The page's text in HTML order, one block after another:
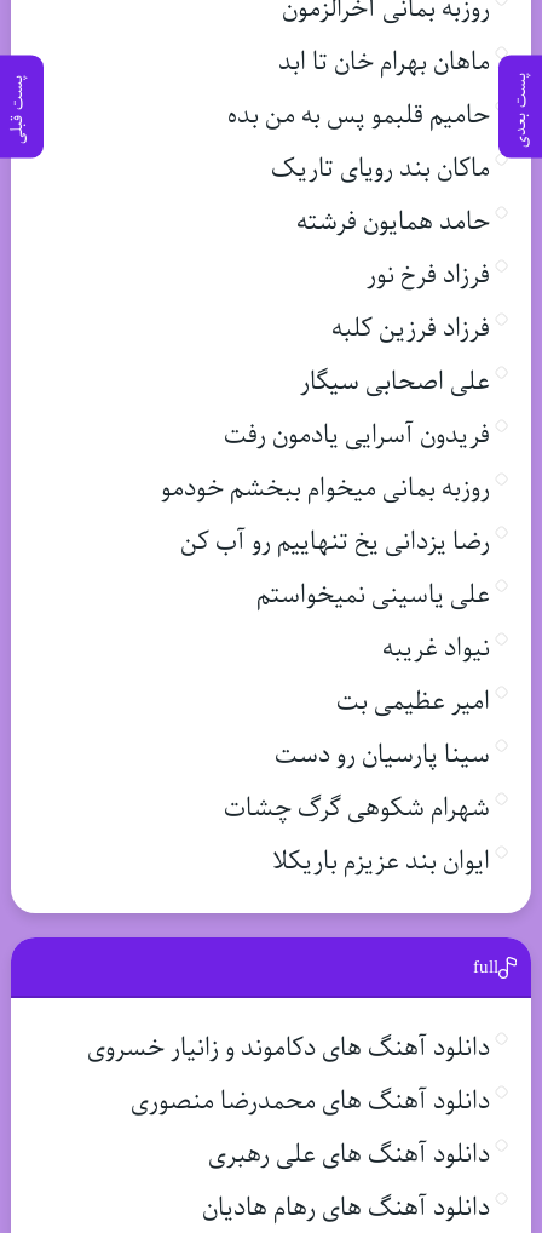
پست بعدی پست قبلی
روزبه بمانی آخرالزمون
ماهان بهرام خان تا ابد
حامیم قلبمو پس به من بده
ماکان بند رویای تاریک
حامد همایون فرشته
فرزاد فرخ نور
فرزاد فرزین کلبه
علی اصحابی سیگار
فریدون آسرایی یادمون رفت
روزبه بمانی میخوام ببخشم خودمو
رضا یزدانی یخ تنهاییم رو آب کن
علی یاسینی نمیخواستم
نیواد غریبه
امیر عظیمی بت
سینا پارسیان رو دست
شهرام شکوهی گرگ چشات
ایوان بند عزیزم باریکلا
full
دانلود آهنگ های دکاموند و زانیار خسروی
دانلود آهنگ های محمدرضا منصوری
دانلود آهنگ های علی رهبری
دانلود آهنگ های رهام هادیان